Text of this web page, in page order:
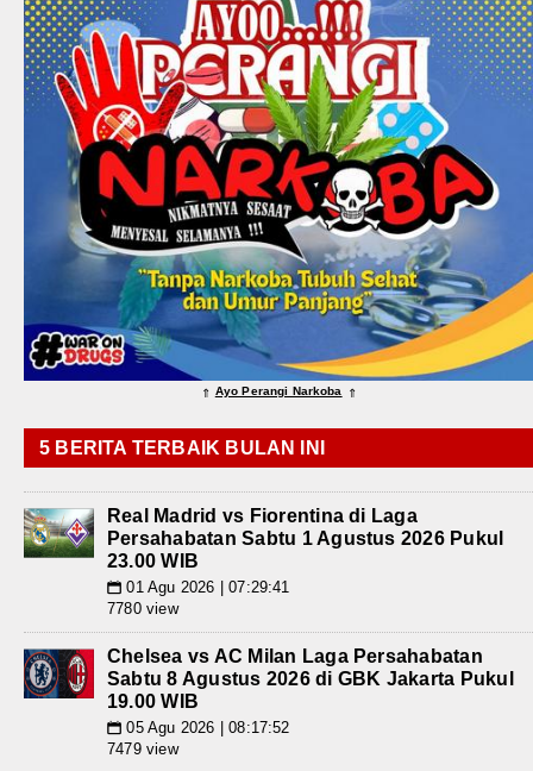
⇑ Ayo Perangi Narkoba ⇑
5 BERITA TERBAIK BULAN INI
Real Madrid vs Fiorentina di Laga
Persahabatan Sabtu 1 Agustus 2026 Pukul
23.00 WIB
📅 01 Agu 2026 | 07:29:41
7780 view
Chelsea vs AC Milan Laga Persahabatan
Sabtu 8 Agustus 2026 di GBK Jakarta Pukul
19.00 WIB
📅 05 Agu 2026 | 08:17:52
7479 view